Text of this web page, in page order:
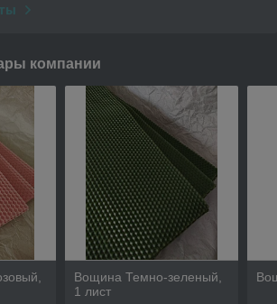
компании
Вощина Темно-зеленый,
1 лист